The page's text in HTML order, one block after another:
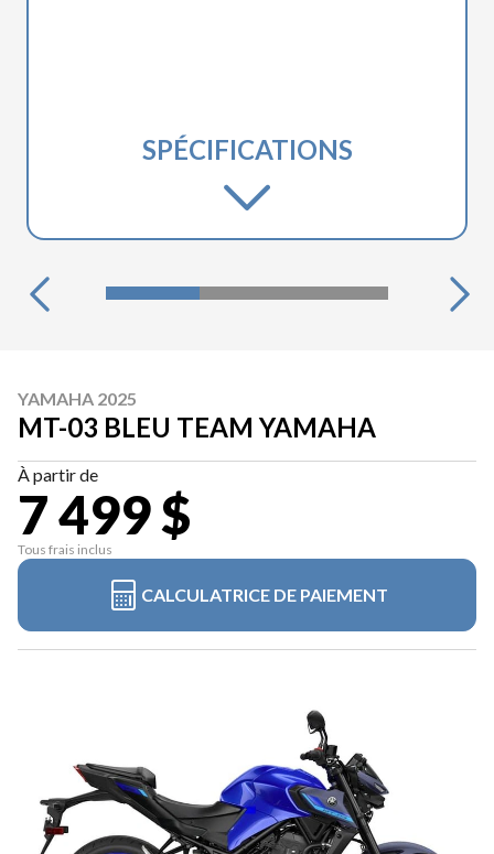
SPÉCIFICATIONS
YAMAHA 2025
MT-03 BLEU TEAM YAMAHA
À partir de
7 499 $
Tous frais inclus
CALCULATRICE DE PAIEMENT